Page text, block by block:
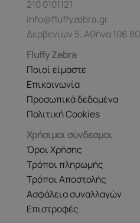
210 0101121
info@fluffyzebra.gr
Δερβενίων 5, Αθήνα 106 80
Fluffy Zebra
Ποιοί είμαστε
Επικοινωνία
Προσωπικά δεδομένα
Πολιτική Cookies
Χρήσιμοι σύνδεσμοι
Όροι Χρήσης
Τρόποι πληρωμής
Τρόποι Αποστολής
Ασφάλεια συναλλαγών
Επιστροφές